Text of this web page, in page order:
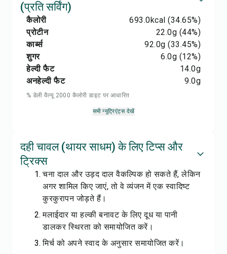
(प्रति सर्विंग)
कैलोरी 693.0kcal (34.65%)
प्रोटीन
22.0g (44%)
कार्ब्स
92.0g (33.45%)
शुगर
6.0g (12%)
हेल्दी फैट
14.0g
अनहेल्दी फैट
9.0g
% डेली वैल्यू 2000 कैलोरी डाइट पर आधारित
सभी न्यूट्रिएंट्स देखें
दही चावल (थायर साधम) के लिए टिप्स और
ट्रिक्स
चना दाल और उड़द दाल वैकल्पिक हो सकते हैं, लेकिन
अगर शामिल किए जाएं, तो वे व्यंजन में एक स्वादिष्ट
कुरकुरापन जोड़ते हैं।
मलाईदार या हल्की बनावट के लिए दूध या पानी
डालकर स्थिरता को समायोजित करें।
मिर्च को अपने स्वाद के अनुसार समायोजित करें।